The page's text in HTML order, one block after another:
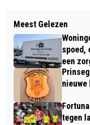
KERSVERSE
LOUVIÈRE
FORTUNA-
LIMBURG
THUIS TEGEN
Meest Gelezen
spoed,
een
nieuwe
tegen